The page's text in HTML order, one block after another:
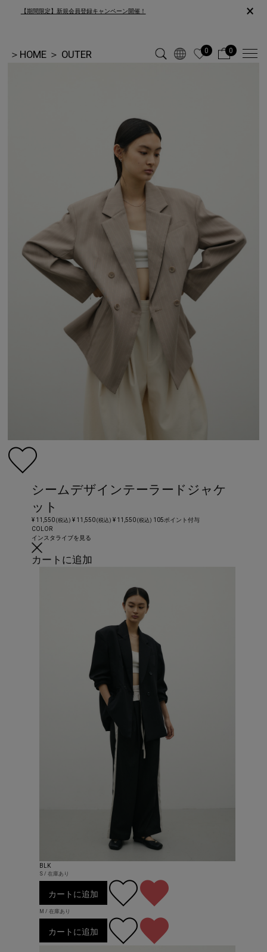
【期間限定】新規会員登録キャンペーン開催！ ×
＞ HOME ＞ OUTER 0 0
シームデザインテーラードジャケ
ット
¥ 11,550(税込) ¥ 11,550(税込) ¥ 11,550(税込) 105ポイント付与
COLOR
インスタライブを見る
カートに追加
BLK
S / 在庫あり
カートに追加
M / 在庫あり
カートに追加